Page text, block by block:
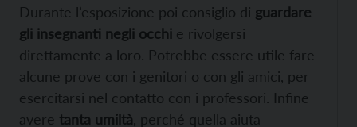
Durante l’esposizione poi consiglio di guardare
gli insegnanti negli occhi e rivolgersi
direttamente a loro. Potrebbe essere utile fare
alcune prove con i genitori o con gli amici, per
esercitarsi nel contatto con i professori. Infine
avere tanta umiltà , perché quella aiuta